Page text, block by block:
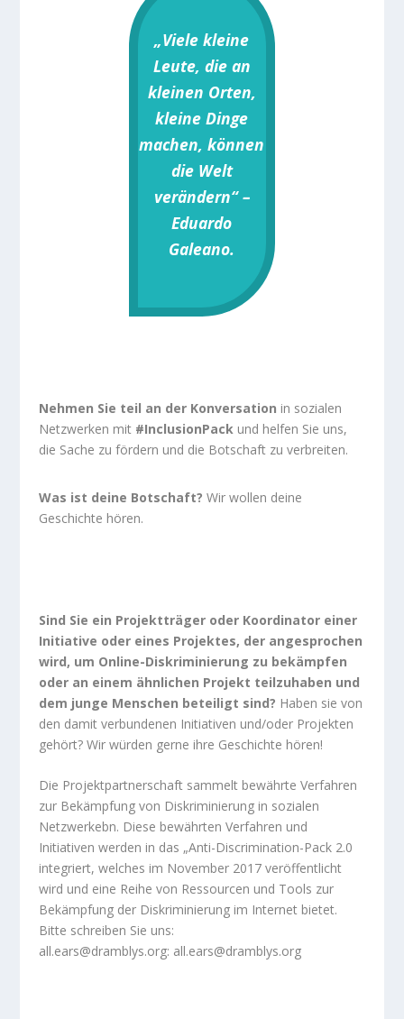
„Viele kleine
Leute, die an
kleinen Orten,
kleine Dinge
machen, können
die Welt
verändern“ –
Eduardo
Galeano.
Nehmen Sie teil an der Konversation in sozialen
Netzwerken mit #InclusionPackund helfen Sie uns,
die Sache zu fördern und die Botschaft zu verbreiten.
Was ist deine Botschaft? Wir wollen deine
Geschichte hören.
Sind Sie ein Projektträger oder Koordinator einer
Initiative oder eines Projektes, der angesprochen
wird, um Online-Diskriminierung zu bekämpfen
oder an einem ähnlichen Projekt teilzuhaben und
dem junge Menschen beteiligt sind? Haben sie von
den damit verbundenen Initiativen und/oder Projekten
gehört? Wir würden gerne ihre Geschichte hören!
Die Projektpartnerschaft sammelt bewährte Verfahren
zur Bekämpfung von Diskriminierung in sozialen
Netzwerkebn. Diese bewährten Verfahren und
Initiativen werden in das „Anti-Discrimination-Pack 2.0
integriert, welches im November 2017 veröffentlicht
wird und eine Reihe von Ressourcen und Tools zur
Bekämpfung der Diskriminierung im Internet bietet.
Bitte schreiben Sie uns:
all.ears@dramblys.org: all.ears@dramblys.org